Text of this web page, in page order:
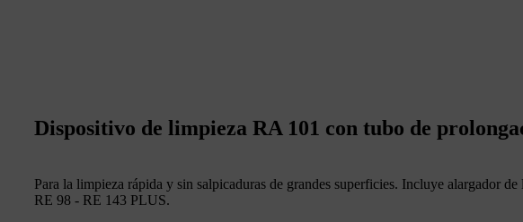
Dispositivo de limpieza RA 101 con tubo de
Para la limpieza rápida y sin salpicaduras de grandes superficies. Incluye alargador de
RE 98 - RE 143 PLUS.